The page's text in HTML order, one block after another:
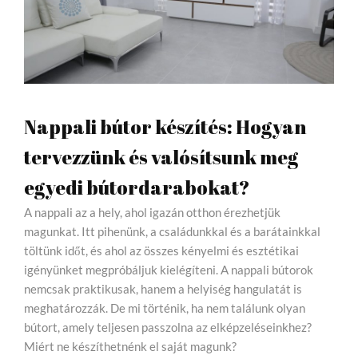
Nappali bútor készítés: Hogyan
tervezzünk és valósítsunk meg
egyedi bútordarabokat?
A nappali az a hely, ahol igazán otthon érezhetjük
magunkat. Itt pihenünk, a családunkkal és a barátainkkal
töltünk időt, és ahol az összes kényelmi és esztétikai
igényünket megpróbáljuk kielégíteni. A nappali bútorok
nemcsak praktikusak, hanem a helyiség hangulatát is
meghatározzák. De mi történik, ha nem találunk olyan
bútort, amely teljesen passzolna az elképzeléseinkhez?
Miért ne készíthetnénk el saját magunk?